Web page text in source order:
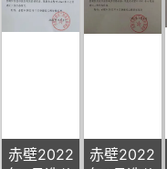
赤壁2022
赤壁2022